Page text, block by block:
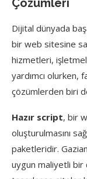
Çözümleri
Dijital dünyada
bir web sitesine
hizmetleri,
yardımcı olurken,
çözümlerden biri
Hazır script, bir
oluşturulmasını
paketleridir.
uygun maliyetli bir